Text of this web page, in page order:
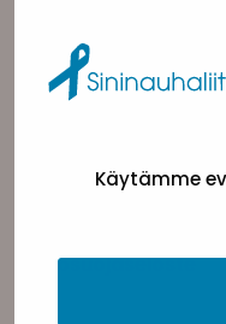
Käytämme
Tietosuojaseloste